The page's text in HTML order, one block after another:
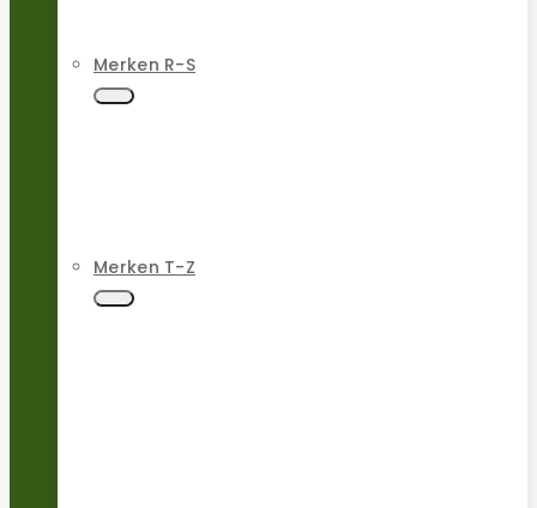
Merken R-S
Merken T-Z